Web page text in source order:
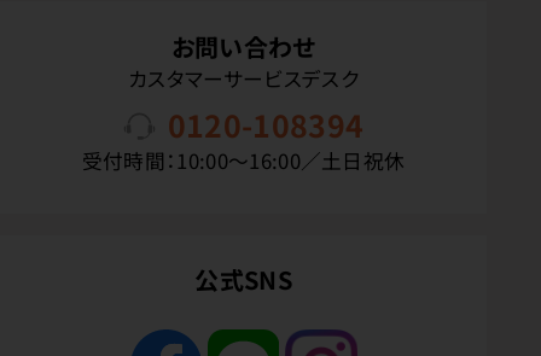
お問い合わせ
カスタマーサービスデスク
0120-108394
受付時間：10:00〜16:00／土日祝休
公式SNS